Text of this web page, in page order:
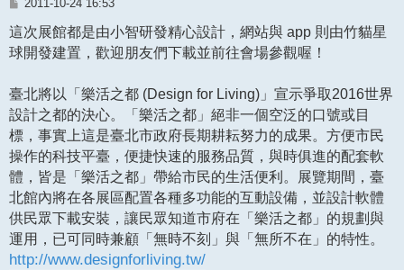
2011-10-24 16:53
這次展館都是由小智研發精心設計，網站與 app 則由竹貓星
球開發建置，歡迎朋友們下載並前往會場參觀喔！
臺北將以「樂活之都 (Design for Living)」宣示爭取2016世界
設計之都的決心。「樂活之都」絕非一個空泛的口號或目
標，事實上這是臺北市政府長期耕耘努力的成果。方便市民
操作的科技平臺，便捷快速的服務品質，與時俱進的配套軟
體，皆是「樂活之都」帶給市民的生活便利。展覽期間，臺
北館內將在各展區配置各種多功能的互動設備，並設計軟體
供民眾下載安裝，讓民眾知道市府在「樂活之都」的規劃與
運用，已可同時兼顧「無時不刻」與「無所不在」的特性。
http://www.designforliving.tw/